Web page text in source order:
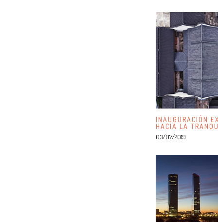
INAUGURACIÓN
HACIA LA
03/07/2019